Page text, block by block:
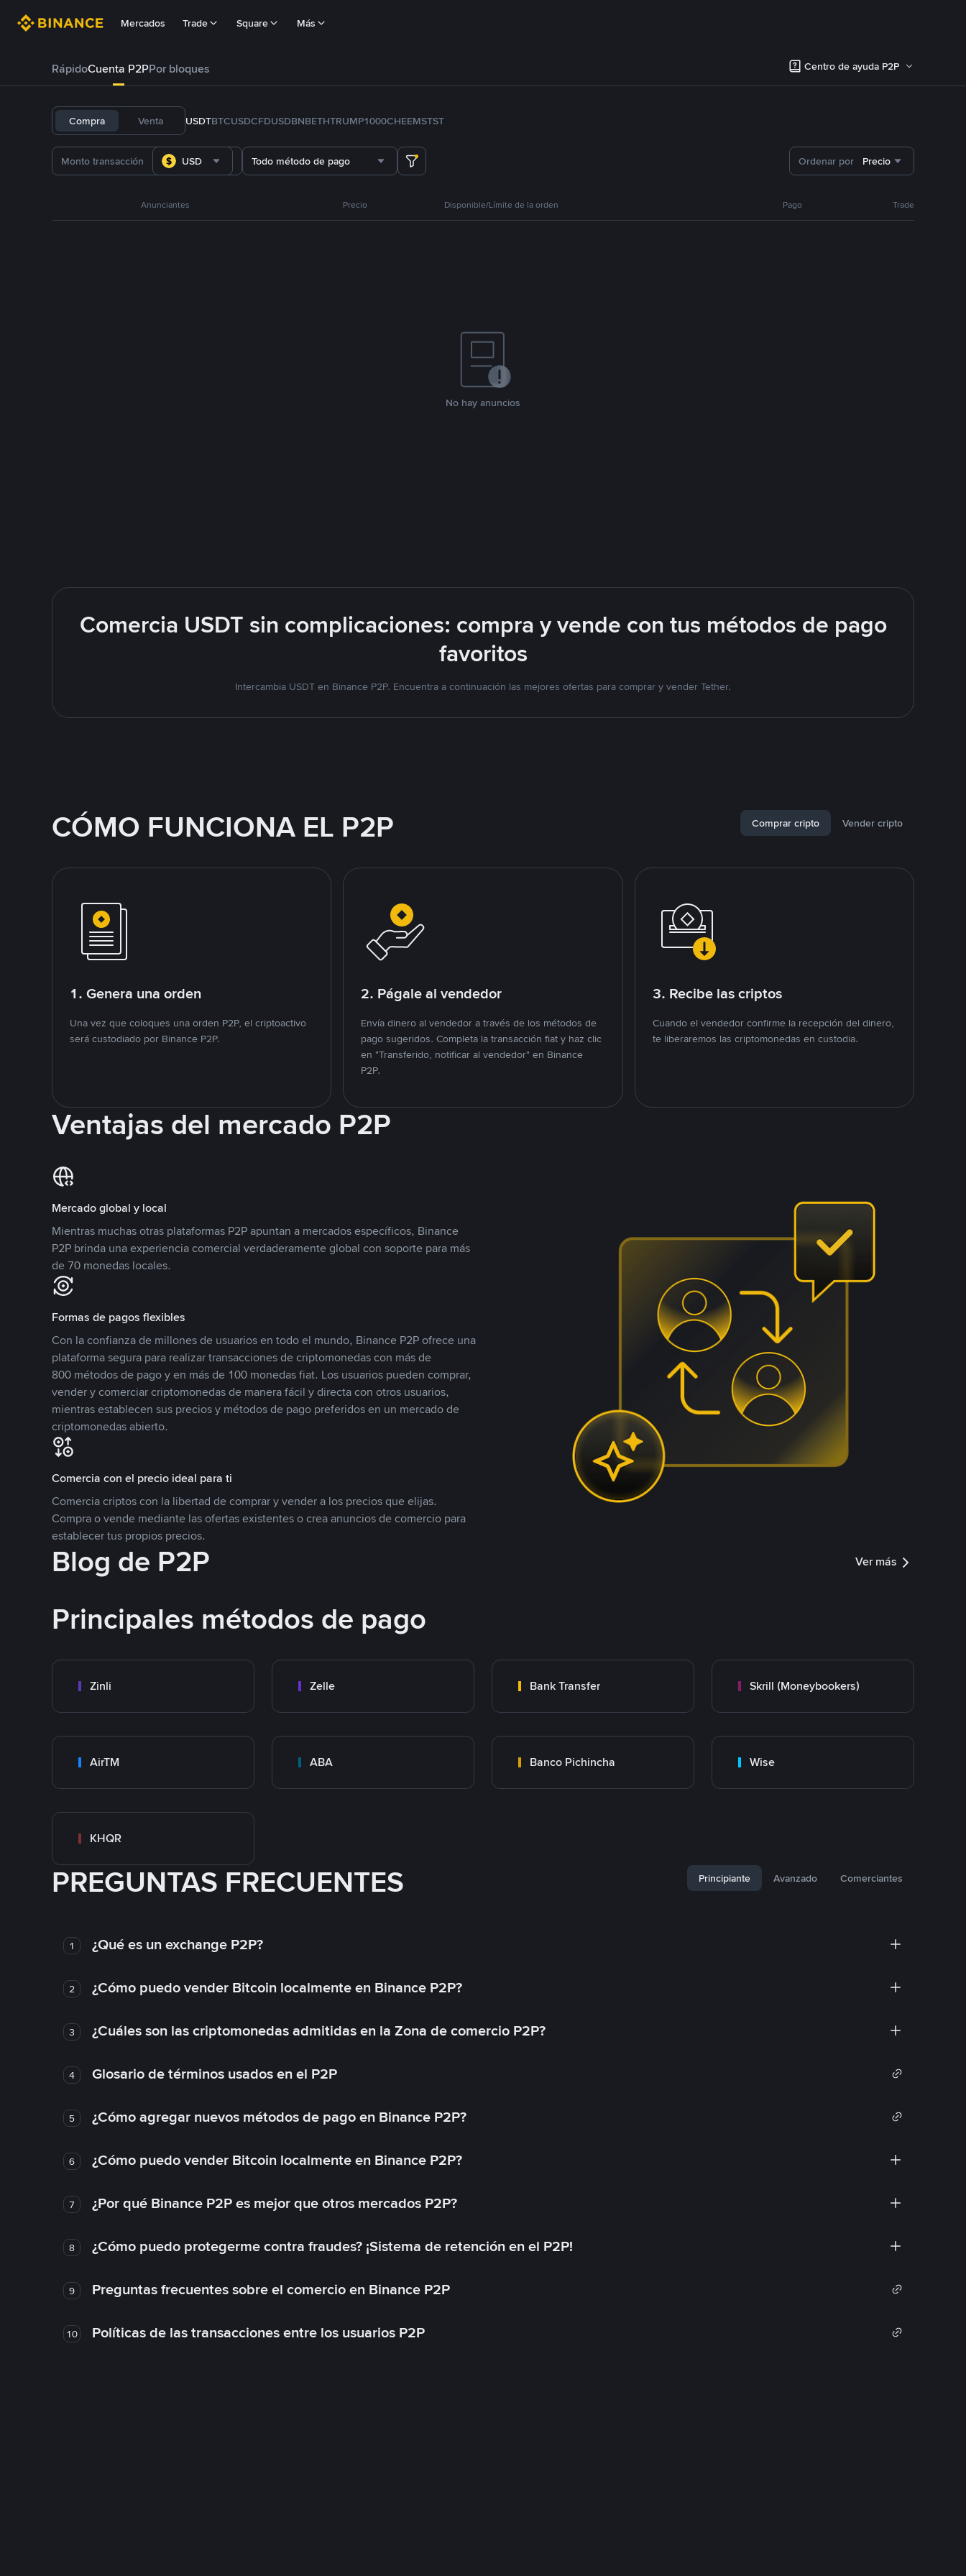
Mercados Trade Square Más
RápidoCuenta P2PPor bloques Centro de ayuda P2P
Compra Venta USDTBTCUSDCFDUSDBNBETHTRUMP1000CHEEMSTST
USD Todo método de pago Ordenar por Precio
Anunciantes Precio Disponible/Límite de la orden Pago Trade
No hay anuncios
Comercia USDT sin complicaciones: compra y vende con tus métodos de pago
favoritos
Intercambia USDT en Binance P2P. Encuentra a continuación las mejores ofertas para comprar y vender Tether.
CÓMO FUNCIONA EL P2P Comprar cripto Vender cripto
1. Genera una orden
Una vez que coloques una orden P2P, el criptoactivo
será custodiado por Binance P2P.
2. Págale al vendedor
Envía dinero al vendedor a través de los métodos de
pago sugeridos. Completa la transacción fiat y haz clic
en "Transferido, notificar al vendedor" en Binance
P2P.
3. Recibe las criptos
Cuando el vendedor confirme la recepción del dinero,
te liberaremos las criptomonedas en custodia.
Ventajas del mercado P2P
Mercado global y local
Mientras muchas otras plataformas P2P apuntan a mercados específicos, Binance
P2P brinda una experiencia comercial verdaderamente global con soporte para más
de 70 monedas locales.
Formas de pagos flexibles
Con la confianza de millones de usuarios en todo el mundo, Binance P2P ofrece una
plataforma segura para realizar transacciones de criptomonedas con más de
800 métodos de pago y en más de 100 monedas fiat. Los usuarios pueden comprar,
vender y comerciar criptomonedas de manera fácil y directa con otros usuarios,
mientras establecen sus precios y métodos de pago preferidos en un mercado de
criptomonedas abierto.
Comercia con el precio ideal para ti
Comercia criptos con la libertad de comprar y vender a los precios que elijas.
Compra o vende mediante las ofertas existentes o crea anuncios de comercio para
establecer tus propios precios.
Blog de P2P Ver más
Principales métodos de pago
Zinli Zelle Bank Transfer Skrill (Moneybookers)
AirTM ABA Banco Pichincha Wise
KHQR
PREGUNTAS FRECUENTES Principiante Avanzado Comerciantes
1 ¿Qué es un exchange P2P?
2 ¿Cómo puedo vender Bitcoin localmente en Binance P2P?
3 ¿Cuáles son las criptomonedas admitidas en la Zona de comercio P2P?
4 Glosario de términos usados en el P2P
5 ¿Cómo agregar nuevos métodos de pago en Binance P2P?
6 ¿Cómo puedo vender Bitcoin localmente en Binance P2P?
7 ¿Por qué Binance P2P es mejor que otros mercados P2P?
8 ¿Cómo puedo protegerme contra fraudes? ¡Sistema de retención en el P2P!
9 Preguntas frecuentes sobre el comercio en Binance P2P
10 Políticas de las transacciones entre los usuarios P2P